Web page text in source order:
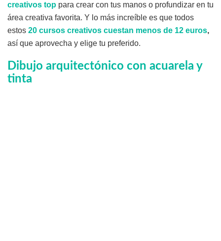
creativos top para crear con tus manos o profundizar en tu
área creativa favorita. Y lo más increíble es que todos
estos 20 cursos creativos cuestan menos de 12 euros,
así que aprovecha y elige tu preferido.
Dibujo arquitectónico con acuarela y
tinta